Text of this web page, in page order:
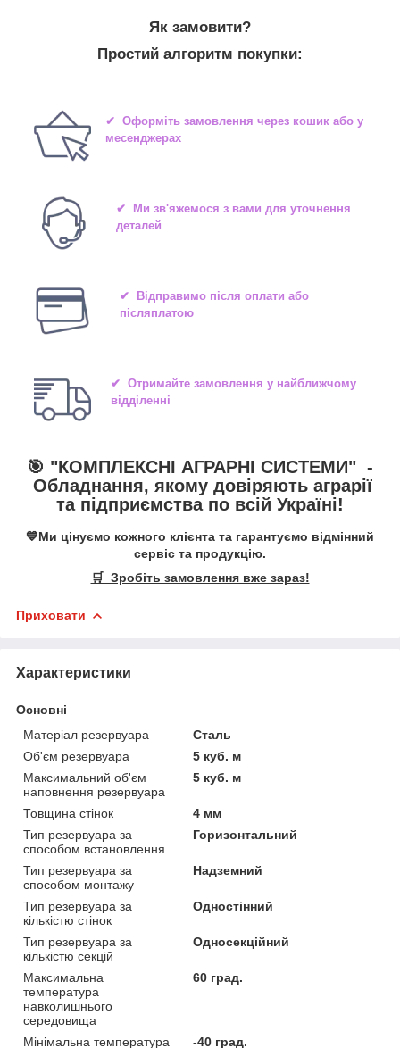
Як замовити?
Простий алгоритм покупки:
✔ Оформіть замовлення через кошик або у
месенджерах
✔ Ми зв'яжемося з вами для уточнення
деталей
✔ Відправимо після оплати або
післяплатою
✔ Отримайте замовлення у найближчому
відділенні
🎯 "КОМПЛЕКСНІ АГРАРНІ СИСТЕМИ" -
Обладнання, якому довіряють аграрії
та підприємства по всій Україні!
💙Ми цінуємо кожного клієнта та гарантуємо відмінний
сервіс та продукцію.
🛒 Зробіть замовлення вже зараз!
Приховати
Характеристики
Основні
Матеріал резервуара
Сталь
Об'єм резервуара
5 куб. м
Максимальний об'єм
наповнення резервуара
5 куб. м
Товщина стінок
4 мм
Тип резервуара за
способом встановлення
Горизонтальний
Тип резервуара за
способом монтажу
Надземний
Тип резервуара за
кількістю стінок
Одностінний
Тип резервуара за
кількістю секцій
Односекційний
Максимальна
температура
навколишнього
середовища
60 град.
Мінімальна температура -40 град.